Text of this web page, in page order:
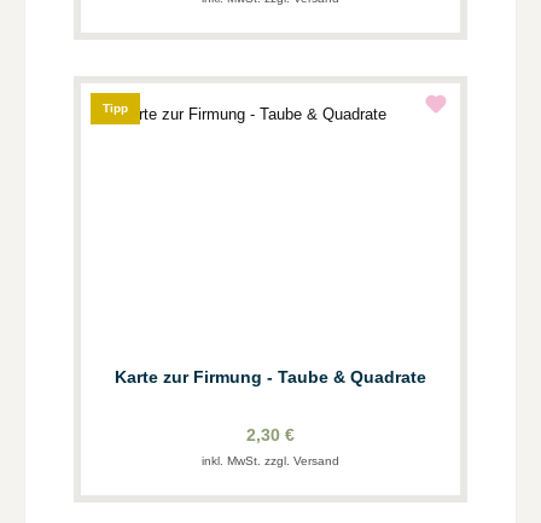
Tipp
Karte zur Firmung - Taube & Quadrate
2,30 €
inkl. MwSt. zzgl. Versand